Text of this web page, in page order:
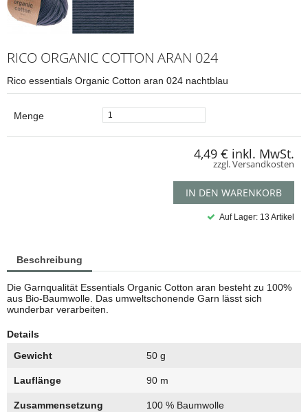
RICO ORGANIC COTTON ARAN 024
Rico essentials Organic Cotton aran 024 nachtblau
Menge
4,49 € inkl. MwSt.
zzgl. Versandkosten
IN DEN WARENKORB
Auf Lager: 13 Artikel
Beschreibung
Die Garnqualität Essentials Organic Cotton aran besteht zu 100%
aus Bio-Baumwolle. Das umweltschonende Garn lässt sich
wunderbar verarbeiten.
Details
Gewicht
50 g
Lauflänge 90 m
Zusammensetzung 100 % Baumwolle